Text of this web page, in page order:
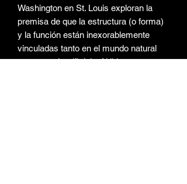
Washington en St. Louis exploran la
premisa de que la estructura (o forma)
y la función están inexorablemente
vinculadas tanto en el mundo natural
como en el artificial. . Al liderar un curso